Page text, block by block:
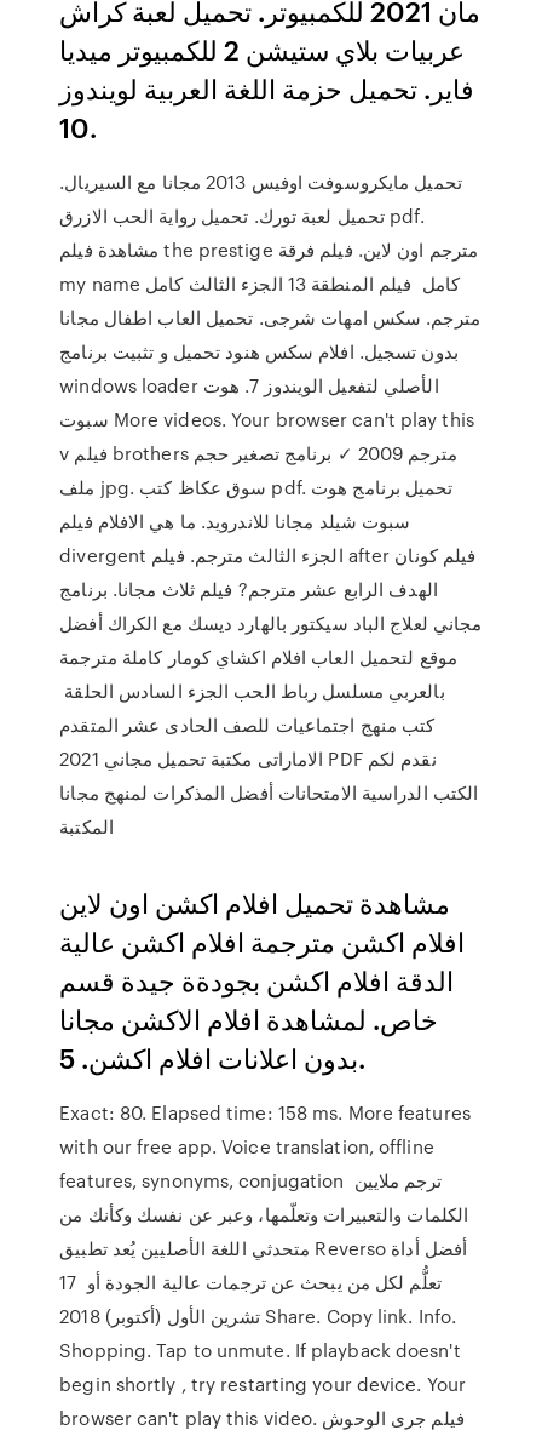
مان 2021 للكمبيوتر. تحميل لعبة كراش
عربيات بلاي ستيشن 2 للكمبيوتر ميديا
فاير. تحميل حزمة اللغة العربية لويندوز
10.
تحميل مايكروسوفت اوفيس 2013 مجانا مع السيريال.
تحميل لعبة تورك. تحميل رواية الحب الازرق pdf.
مشاهدة فيلم the prestige مترجم اون لاين. فيلم فرقة
my name كامل فيلم المنطقة 13 الجزء الثالث كامل
مترجم. سكس امهات شرجى. تحميل العاب اطفال مجانا
بدون تسجيل. افلام سكس هنود تحميل و تثبيت برنامج
windows loader الأصلي لتفعيل الويندوز 7. هوت
سبوت More videos. Your browser can't play this
v فيلم brothers مترجم 2009 ✓ برنامج تصغير حجم
ملف jpg. سوق عكاظ كتب pdf. تحميل برنامج هوت
سبوت شيلد مجانا للاندرويد. ما هي الافلام فيلم
divergent الجزء الثالث مترجم. فيلم after فيلم كونان
الهدف الرابع عشر مترجم? فيلم ثلاث مجانا. برنامج
مجاني لعلاج الباد سيكتور بالهارد ديسك مع الكراك أفضل
موقع لتحميل العاب افلام اكشاي كومار كاملة مترجمة
بالعربي مسلسل رباط الحب الجزء السادس الحلقة
كتب منهج اجتماعيات للصف الحادى عشر المتقدم
الاماراتى مكتبة تحميل مجاني 2021 PDF نقدم لكم
الكتب الدراسية الامتحانات أفضل المذكرات لمنهج مجانا
مشاهدة تحميل افلام اكشن اون لاين
افلام اكشن مترجمة افلام اكشن عالية
الدقة افلام اكشن بجودةة جيدة قسم
خاص. لمشاهدة افلام الاكشن مجانا
بدون اعلانات افلام اكشن. 5.
Exact: 80. Elapsed time: 158 ms. More features
with our free app. Voice translation, offline
features, synonyms, conjugation ترجم ملايين
الكلمات والتعبيرات وتعلّمها، وعبر عن نفسك وكأنك من
متحدثي اللغة الأصليين يُعد تطبيق Reverso أفضل أداة
تعلُّم لكل من يبحث عن ترجمات عالية الجودة أو 17
تشرين الأول (أكتوبر) 2018 Share. Copy link. Info.
Shopping. Tap to unmute. If playback doesn't
begin shortly , try restarting your device. Your
browser can't play this video. فيلم جرى الوحوش